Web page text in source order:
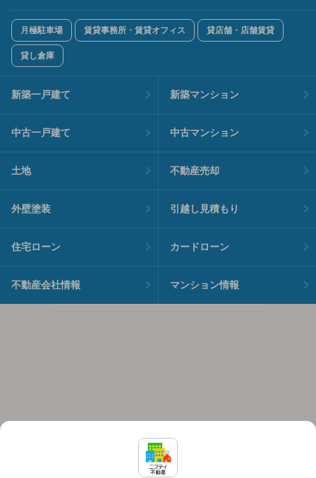
月極駐車場 賃貸事務所・賃貸オフィス 貸店舗・店舗賃貸
貸し倉庫
新築一戸建て 新築マンション
中古一戸建て 中古マンション
土地 不動産売却
外壁塗装 引越し見積もり
住宅ローン カードローン
不動産会社情報 マンション情報